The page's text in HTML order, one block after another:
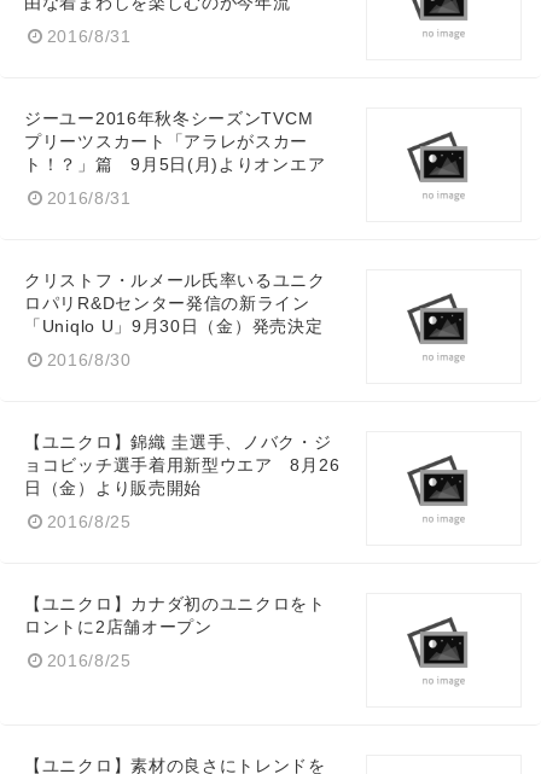
2016/8/31
ジーユー2016年秋冬シーズンTVCM
プリーツスカート「アラレがスカー
ト！？」篇 9月5日(月)よりオンエア
2016/8/31
クリストフ・ルメール氏率いるユニク
ロパリR&Dセンター発信の新ライン
「Uniqlo U」9月30日（金）発売決定
2016/8/30
【ユニクロ】錦織 圭選手、ノバク・ジ
ョコビッチ選手着用新型ウエア 8月26
日（金）より販売開始
2016/8/25
【ユニクロ】カナダ初のユニクロをト
ロントに2店舗オープン
2016/8/25
【ユニクロ】素材の良さにトレンドを